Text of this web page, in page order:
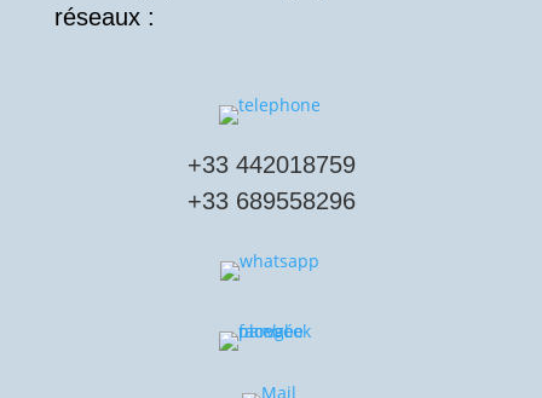
réseaux :
+33 442018759
+33 689558296